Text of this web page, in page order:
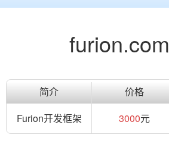
简介 价格
Furion开发框架
3000元